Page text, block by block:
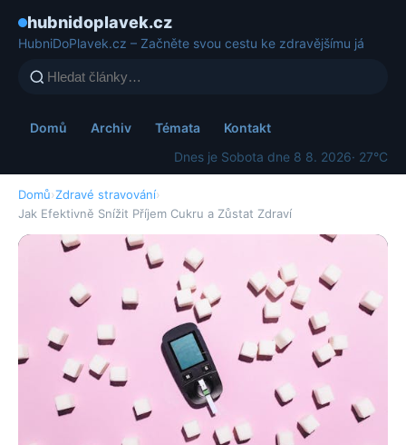
hubnidoplavek.cz
HubniDoPlavek.cz – Začněte svou cestu ke zdravějšímu já
Domů Archiv Témata
Kontakt
Dnes je Sobota dne 8 8. 2026· 27°C
Domů›Zdravé stravování›
Jak Efektivně Snížit Příjem Cukru a Zůstat Zdraví